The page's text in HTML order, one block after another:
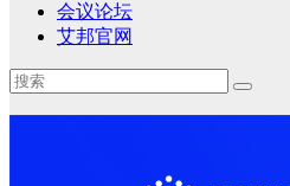
会议论坛
艾邦官网